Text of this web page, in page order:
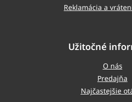
Reklamácia a
Užitočné
O nás
Predajňa
Najčastejšie